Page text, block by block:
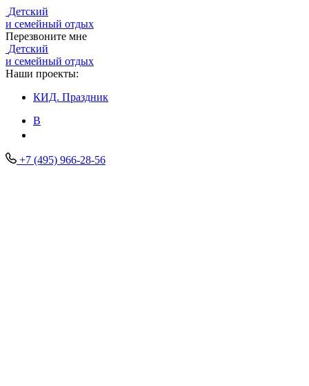
Детский
и семейный отдых
Перезвоните мне
Детский
и семейный отдых
Наши проекты:
КИД. Праздник
В
+7 (495) 966-28-56